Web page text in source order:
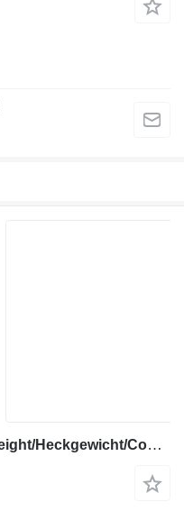
Komatsu WA85 - 3 - Counterweight/Heckgewicht/Contragewicht šasija